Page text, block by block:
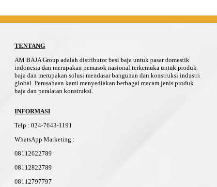
TENTANG
AM BAJA Group adalah distributor besi baja untuk pasar domestik
indonesia dan merupakan pemasok nasional terkemuka untuk produk
baja dan merupakan solusi mendasar bangunan dan konstruksi industri
global. Perusahaan kami menyediakan berbagai macam jenis produk
baja dan peralatan konstruksi.
INFORMASI
Telp : 024-7643-1191
WhatsApp Marketing :
08112622789
08112822789
08112797797